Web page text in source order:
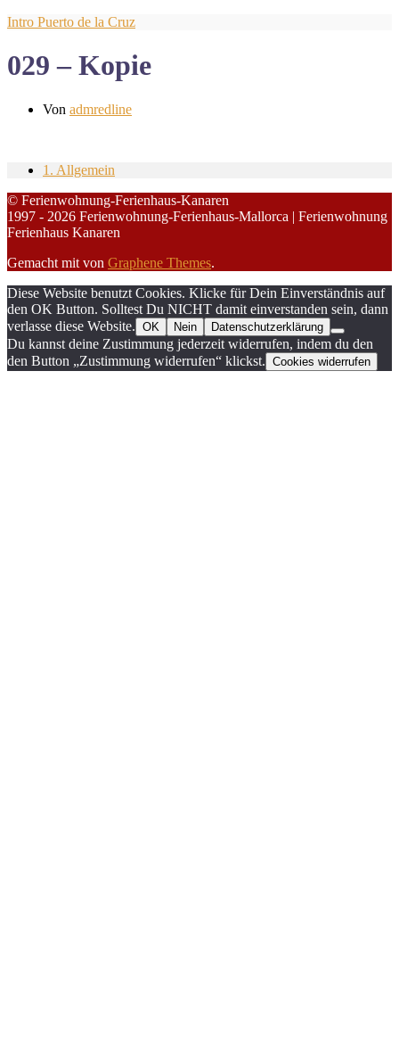
Intro Puerto de la Cruz
029 – Kopie
Von admredline
1. Allgemein
© Ferienwohnung-Ferienhaus-Kanaren
1997 - 2026 Ferienwohnung-Ferienhaus-Mallorca | Ferienwohnung
Ferienhaus Kanaren
Gemacht mit von Graphene Themes.
Diese Website benutzt Cookies. Klicke für Dein Einverständnis auf
den OK Button. Solltest Du NICHT damit einverstanden sein, dann
verlasse diese Website. OK Nein Datenschutzerklärung
Du kannst deine Zustimmung jederzeit widerrufen, indem du den
den Button „Zustimmung widerrufen“ klickst. Cookies widerrufen